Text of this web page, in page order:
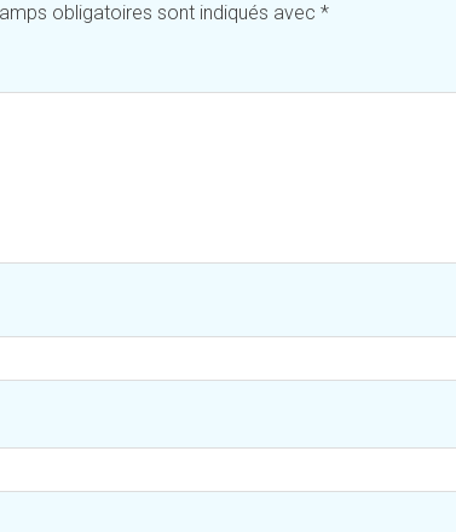
obligatoires sont indiqués avec *